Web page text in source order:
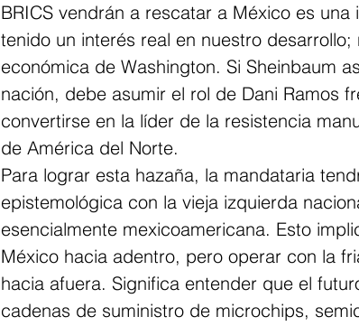
BRICS vendrán a rescatar a México es
tenido un interés real en nuestro
económica de Washington. Si Sheinbaum
nación, debe asumir el rol de Dani Ramos
convertirse en la líder de la resistencia
de América del Norte.
Para lograr esta hazaña, la mandataria
epistemológica con la vieja izquierda
esencialmente mexicoamericana. Esto
México hacia adentro, pero operar con la
hacia afuera. Significa entender que el
cadenas de suministro de microchips,